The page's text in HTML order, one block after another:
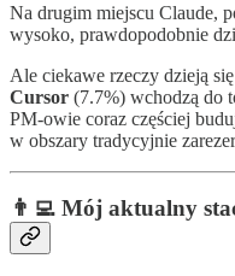
Na drugim miejscu Claude,
wysoko, prawdopodobnie
Ale ciekawe rzeczy dzieją
Cursor (7.7%) wchodzą do
PM-owie coraz częściej
w obszary tradycyjnie
👨‍💻 Mój aktualny